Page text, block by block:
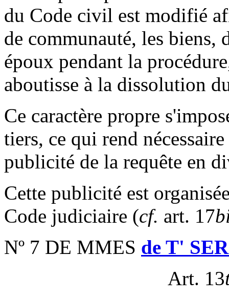
du Code civil est modifié
de communauté, les biens,
époux pendant la
aboutisse à la dissolution
Ce caractère propre
tiers, ce qui rend
publicité de la requête en
Cette publicité est
Code judiciaire (cf. art. 17
Nº 7 DE MMES de T'
Art. 13